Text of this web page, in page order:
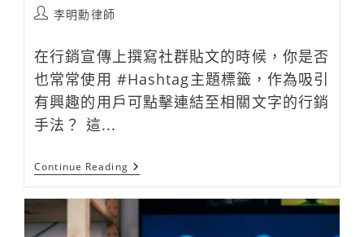
Post李明勳律師
在行銷宣傳上撰寫社群貼文的時候，你是否
也常常使用 #Hashtag主題標籤，作為吸引
有興趣的用戶可點擊連結至相關文字的行銷
手法？ 這...
Continue Reading社
群